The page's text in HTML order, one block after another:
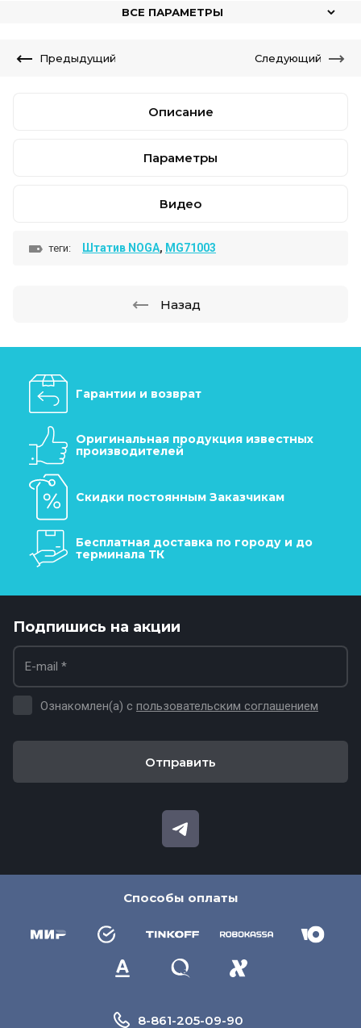
ВСЕ ПАРАМЕТРЫ
Предыдущий Следующий
Описание
Параметры
Видео
теги: Штатив NOGA, MG71003
Назад
Гарантии и возврат
Оригинальная продукция известных
производителей
Скидки постоянным Заказчикам
Бесплатная доставка по городу и до
терминала ТК
Подпишись на акции
Ознакомлен(а) с пользовательским соглашением
Отправить
Способы оплаты
8-861-205-09-90